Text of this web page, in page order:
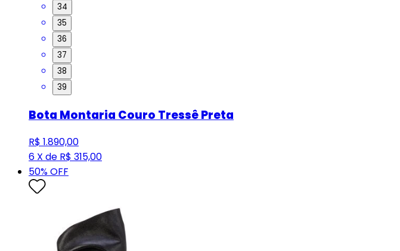
34
35
36
37
38
39
Bota Montaria Couro Tressê Preta
R$ 1.890,00
6 X de R$ 315,00
50% OFF